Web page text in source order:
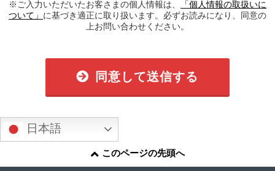
※ご入力いただいたお客さまの個人情報は、
「個人情報の取扱いに
ついて」 に基づき適正に取り扱います。必ずお読みになり、同意の
上お問い合わせください。
同意して送信する
日本語
このページの先頭へ